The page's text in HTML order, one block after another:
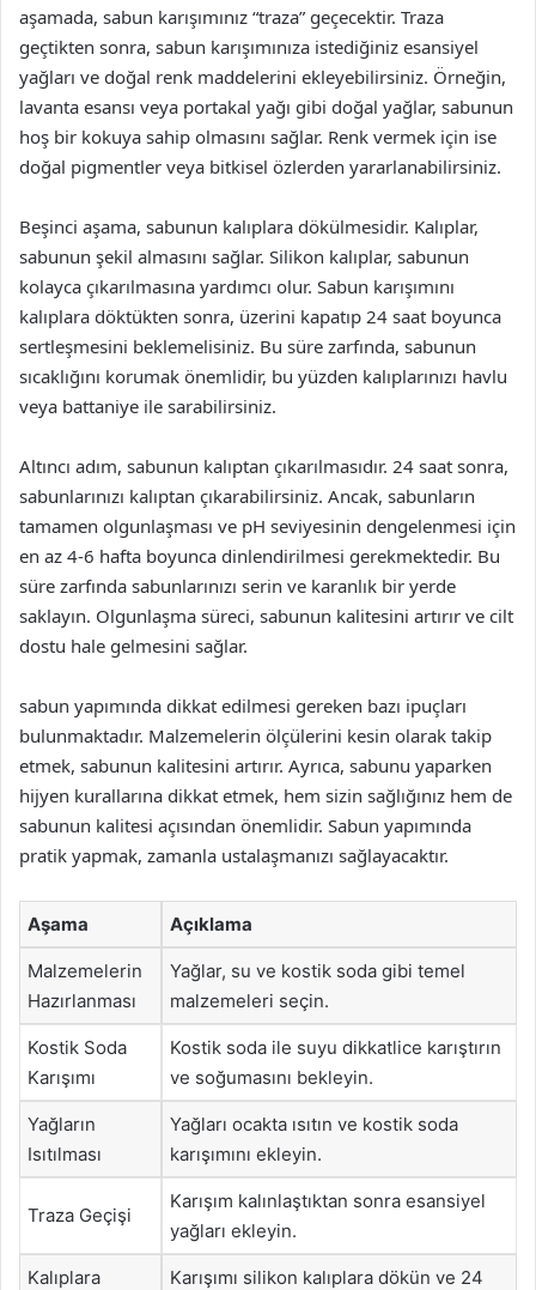
aşamada, sabun karışımınız “traza” geçecektir. Traza
geçtikten sonra, sabun karışımınıza istediğiniz esansiyel
yağları ve doğal renk maddelerini ekleyebilirsiniz. Örneğin,
lavanta esansı veya portakal yağı gibi doğal yağlar, sabunun
hoş bir kokuya sahip olmasını sağlar. Renk vermek için ise
doğal pigmentler veya bitkisel özlerden yararlanabilirsiniz.
Beşinci aşama, sabunun kalıplara dökülmesidir. Kalıplar,
sabunun şekil almasını sağlar. Silikon kalıplar, sabunun
kolayca çıkarılmasına yardımcı olur. Sabun karışımını
kalıplara döktükten sonra, üzerini kapatıp 24 saat boyunca
sertleşmesini beklemelisiniz. Bu süre zarfında, sabunun
sıcaklığını korumak önemlidir, bu yüzden kalıplarınızı havlu
veya battaniye ile sarabilirsiniz.
Altıncı adım, sabunun kalıptan çıkarılmasıdır. 24 saat sonra,
sabunlarınızı kalıptan çıkarabilirsiniz. Ancak, sabunların
tamamen olgunlaşması ve pH seviyesinin dengelenmesi için
en az 4-6 hafta boyunca dinlendirilmesi gerekmektedir. Bu
süre zarfında sabunlarınızı serin ve karanlık bir yerde
saklayın. Olgunlaşma süreci, sabunun kalitesini artırır ve cilt
dostu hale gelmesini sağlar.
sabun yapımında dikkat edilmesi gereken bazı ipuçları
bulunmaktadır. Malzemelerin ölçülerini kesin olarak takip
etmek, sabunun kalitesini artırır. Ayrıca, sabunu yaparken
hijyen kurallarına dikkat etmek, hem sizin sağlığınız hem de
sabunun kalitesi açısından önemlidir. Sabun yapımında
pratik yapmak, zamanla ustalaşmanızı sağlayacaktır.
Aşama Açıklama
Malzemelerin
Hazırlanması
Yağlar, su ve kostik soda gibi temel
malzemeleri seçin.
Kostik Soda
Karışımı
Kostik soda ile suyu dikkatlice karıştırın
ve soğumasını bekleyin.
Yağların
Isıtılması
Yağları ocakta ısıtın ve kostik soda
karışımını ekleyin.
Traza Geçişi
Karışım kalınlaştıktan sonra esansiyel
yağları ekleyin.
Kalıplara
Karışımı silikon kalıplara dökün ve 24